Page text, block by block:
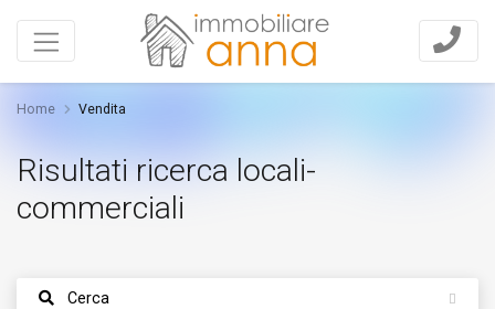
Home Vendita
Risultati ricerca locali-
commerciali
Cerca